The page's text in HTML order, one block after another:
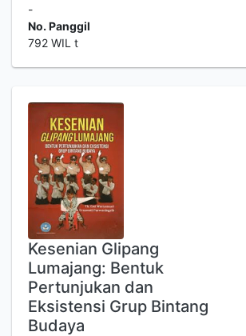
-
No. Panggil
792 WIL t
Kesenian Glipang
Lumajang: Bentuk
Pertunjukan dan
Eksistensi Grup Bintang
Budaya